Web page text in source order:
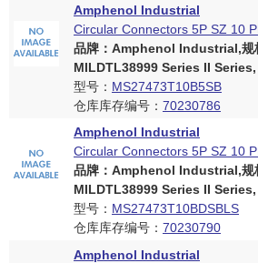
Amphenol Industrial
Circular Connectors 5P SZ 10
品牌：Amphenol Industrial,
MILDTL38999 Series II Series,
型号： MS27473T10B5SB
仓库库存编号： 70230786
Amphenol Industrial
Circular Connectors 5P SZ 10
品牌：Amphenol Industrial,
MILDTL38999 Series II Series,
型号： MS27473T10BDSBLS
仓库库存编号： 70230790
Amphenol Industrial